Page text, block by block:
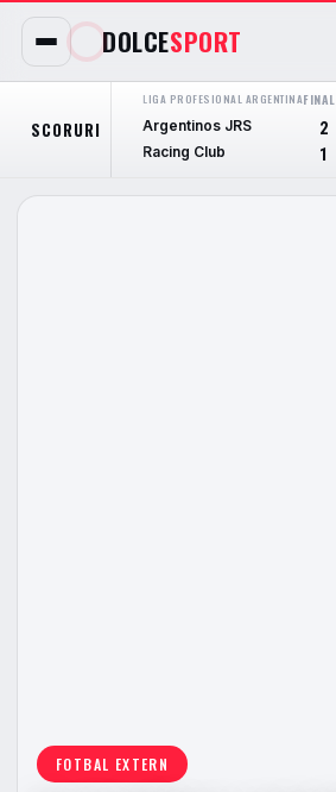
DOLCESPORT
SCORURI
LIGA PROFESIONAL ARGENTINAFINAL
Argentinos JRS
2
Racing Club 1
FOTBAL EXTERN